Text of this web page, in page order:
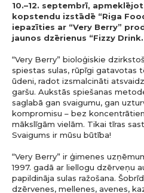
10.–12. septembrī,
kopstendu izstādē “Riga
iepazīties ar “Very Berry”
jaunos dzērienus “Fizzy Drink.
“Very Berry” bioloģiskie
spiestas sulas, rūpīgi gatavotas
ūdeni, radot izsmalcināti
garšu. Aukstās spiešanas
saglabā gan svaigumu, gan
kompromisu – bez
mākslīgām vielām. Tikai tīras
Svaigums ir mūsu būtība!
“Very Berry” ir ģimenes
1997. gadā ar liellogu dzērveņu
papildināja sulas ražošana.
dzērvenes, mellenes, avenes,